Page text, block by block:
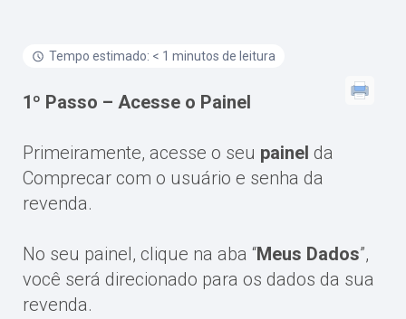
Tempo estimado: < 1 minutos de leitura
1º Passo – Acesse o Painel
Primeiramente, acesse o seu painel da
Comprecar com o usuário e senha da
revenda.
No seu painel, clique na aba “Meus Dados”,
você será direcionado para os dados da sua
revenda.